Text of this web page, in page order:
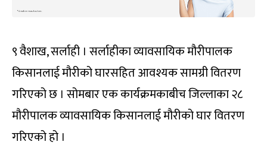
९ वैशाख, सर्लाही । सर्लाहीका व्यावसायिक मौरीपालक
किसानलाई मौरीको घारसहित आवश्यक सामग्री वितरण
गरिएको छ । सोमबार एक कार्यक्रमकाबीच जिल्लाका २८
मौरीपालक व्यावसायिक किसानलाई मौरीको घार वितरण
गरिएको हो ।